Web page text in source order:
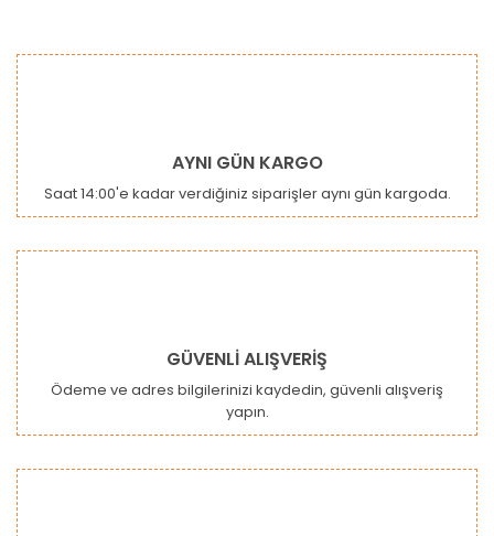
Bu ürüne ilk yorumu siz yapın!
Ürün açıklamasında eksik bilgiler bulunuyor.
Ürün bilgilerinde hatalar bulunuyor.
Gönder
AYNI GÜN KARGO
Saat 14:00'e kadar verdiğiniz siparişler aynı gün kargoda.
GÜVENLİ ALIŞVERİŞ
Ödeme ve adres bilgilerinizi kaydedin, güvenli alışveriş
yapın.